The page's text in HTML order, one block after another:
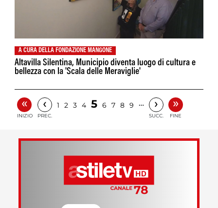
A CURA DELLA FONDAZIONE MANGONE
Altavilla Silentina, Municipio diventa luogo di cultura e
bellezza con la 'Scala delle Meraviglie'
«
INIZIO
‹
PREC.
1 2 3 4 5 6 7 8 9 … ›
SUCC.
»
FINE